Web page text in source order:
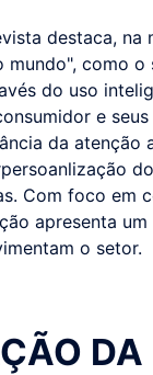
destaca, na
mundo", como
do uso
e
da atenção
Com foco em
apresenta
o setor.
DA